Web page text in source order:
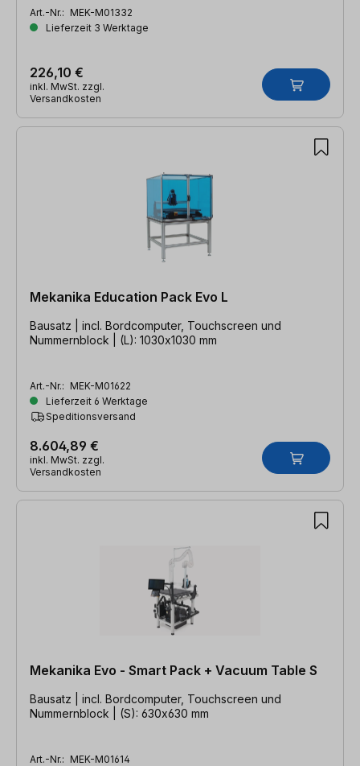
Art.-Nr.: MEK-M01332
Lieferzeit 3 Werktage
226,10 €
inkl. MwSt. zzgl.
Versandkosten
Mekanika Education Pack Evo L
Bausatz | incl. Bordcomputer, Touchscreen und
Nummernblock | (L): 1030x1030 mm
Art.-Nr.: MEK-M01622
Lieferzeit 6 Werktage
Speditionsversand
8.604,89 €
inkl. MwSt. zzgl.
Versandkosten
Mekanika Evo - Smart Pack + Vacuum Table S
Bausatz | incl. Bordcomputer, Touchscreen und
Nummernblock | (S): 630x630 mm
Art.-Nr.: MEK-M01614